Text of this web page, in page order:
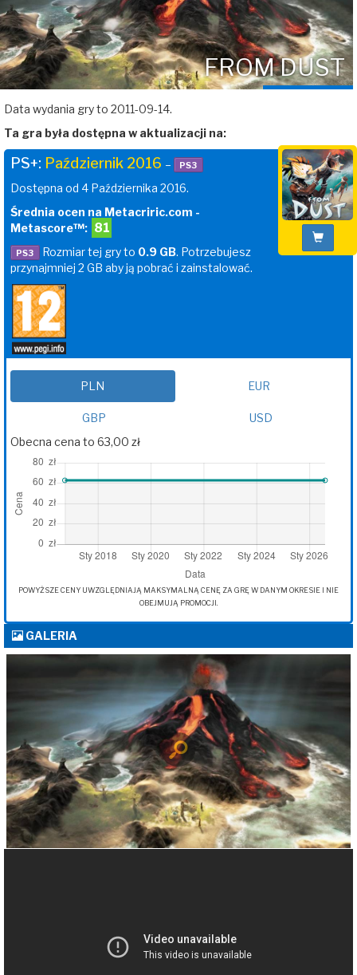
FROM DUST
Data wydania gry to 2011-09-14.
Ta gra była dostępna w aktualizacji na:
PS+: Październik 2016 – PS3
Dostępna od 4 Października 2016.
Średnia ocen na Metacriric.com -
Metascore™: 81
PS3 Rozmiar tej gry to 0.9 GB. Potrzebujesz
przynajmniej 2 GB aby ją pobrać i zainstalować.
PLN EUR
GBP
USD
Obecna cena to 63,00 zł
POWYŻSZE CENY UWZGLĘDNIAJĄ MAKSYMALNĄ CENĘ ZA GRĘ W DANYM OKRESIE I NIE
OBEJMUJĄ PROMOCJI.
GALERIA